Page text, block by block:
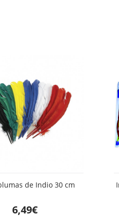
de Indio 30 cm
6,49€